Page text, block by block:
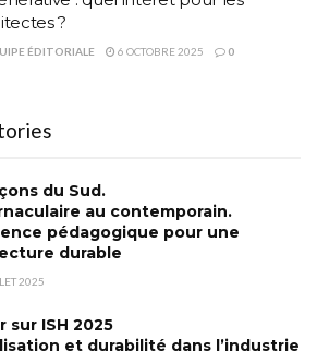
?
ÉDITORIALE 6 OCTOBRE 2025 0
du Sud.
au contemporain.
pédagogique pour une
durable
2025
sur ISH 2025
et durabilité dans l’industrie